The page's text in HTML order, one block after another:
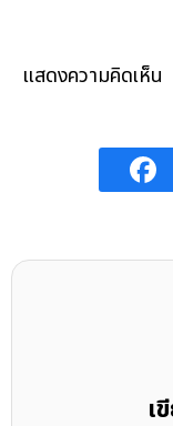
แสดงความคิดเห็น
เ